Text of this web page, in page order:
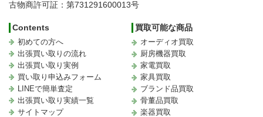
古物商許可証：第731291600013号
Contents
初めての方へ
出張買い取りの流れ
出張買い取り実例
買い取り申込みフォーム
LINEで簡単査定
出張買い取り実績一覧
サイトマップ
買取可能な商品
オーディオ買取
厨房機器買取
家電買取
家具買取
ブランド品買取
骨董品買取
楽器買取